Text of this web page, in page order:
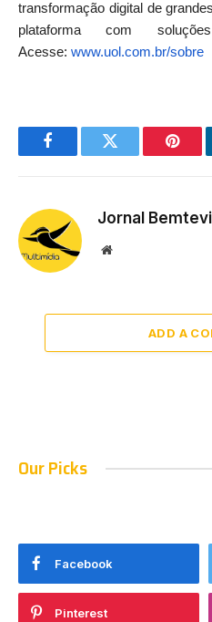
transformação digital de
plataforma com
Acesse: www.uol.com.br/sobre
FacebookTwitter
Jornal Bemtevi
Website
ADD A
Our Picks
Facebook
Pinterest